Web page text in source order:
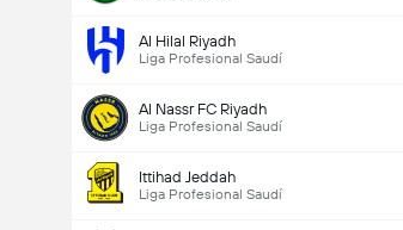
Al Hilal Riyadh
Liga Profesional Saudí
Al Nassr FC Riyadh
Liga Profesional Saudí
Ittihad Jeddah
Liga Profesional Saudí